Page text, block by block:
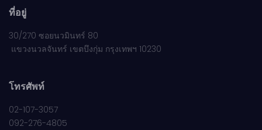
ที่อยู่
30/270 ซอยนวมินทร์ 80
แขวงนวลจันทร์ เขตบึงกุ่ม กรุงเทพฯ 10230
โทรศัพท์
02-107-3057
092-276-4805